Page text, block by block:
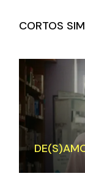
CORTOS